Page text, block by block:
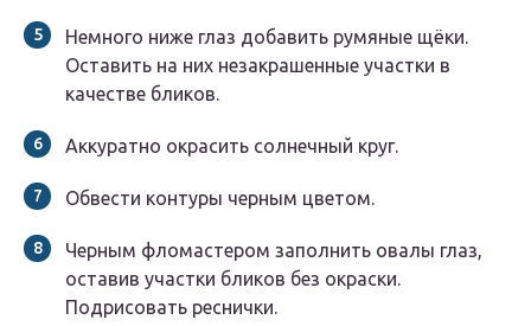
Немного ниже глаз добавить румяные щёки.
Оставить на них незакрашенные участки в
качестве бликов.
Аккуратно окрасить солнечный круг.
Обвести контуры черным цветом.
Черным фломастером заполнить овалы глаз,
оставив участки бликов без окраски.
Подрисовать реснички.